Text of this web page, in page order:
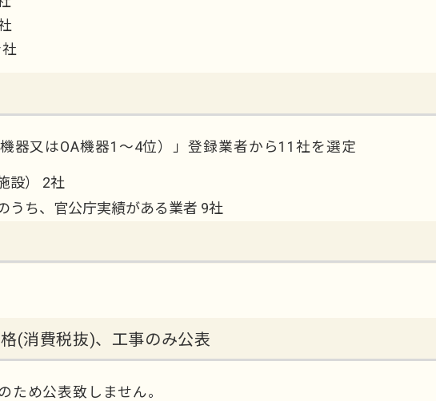
器又はOA機器1～4位）」登録業者から11社を選定
設） 2社
うち、官公庁実績がある業者 9社
(消費税抜)、工事のみ公表
ため公表致しません。